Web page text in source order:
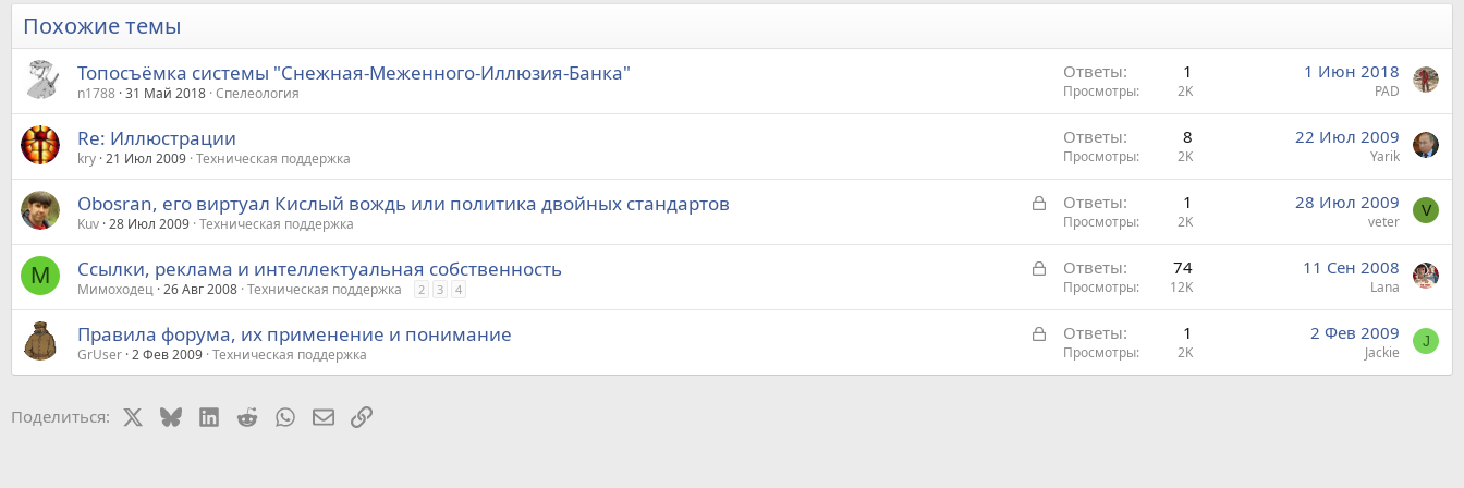
Похожие темы
Топосъёмка системы "Снежная-Меженного-Иллюзия-Банка"
n1788 31 Май 2018 Спелеология
Ответы 1
Просмотры 2K
1 Июн 2018
PAD
Re: Иллюстрации
kry 21 Июл 2009 Техническая поддержка
Ответы 8
Просмотры 2K
22 Июл 2009
Yarik
З
к
р
т
а
Obosran, его виртуал Кислый вождь или политика двойных стандартов
Kuv 28 Июл 2009 Техническая поддержка
Ответы 1
Просмотры 2K
28 Июл 2009
veter
V
М
З
к
р
т
Ссылки, реклама и интеллектуальная собственность
Мимоходец 26 Авг 2008 Техническая поддержка 2 3 4
Ответы 74
Просмотры 12K
11 Сен 2008
Lana
З
к
Правила форума, их применение и понимание
GrUser 2 Фев 2009 Техническая поддержка
Ответы 1
Просмотры 2K
2 Фев 2009
Jackie
J
Поделиться: BlueskyLinkedIn
Reddit WhatsApp
Электронная почта
Ссылка